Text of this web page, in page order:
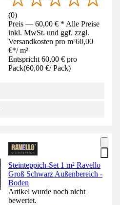
(0)
Preis — 60,00 € * Alle Preise
inkl. MwSt. und ggf. zzgl.
Versandkosten pro m²60,00
€*/ m²
Entspricht 60,00 € pro
Pack(60,00 €/ Pack)
Steinteppich-Set 1 m² Ravello
Groß Schwarz Außenbereich -
Boden
Artikel wurde noch nicht
bewertet.